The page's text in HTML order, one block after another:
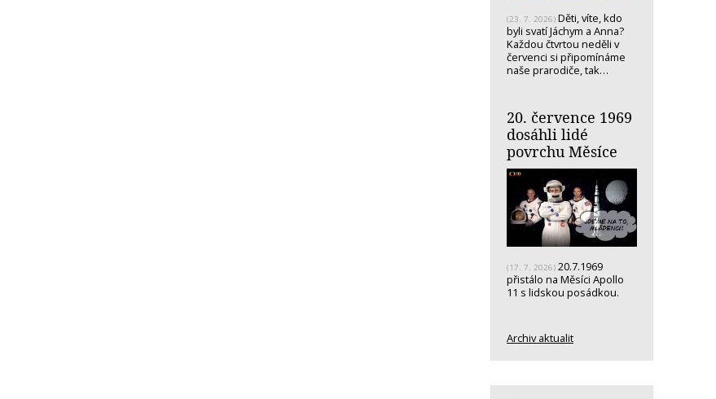
(23. 7. 2026) Děti, víte, kdo
byli svatí Jáchym a Anna?
Každou čtvrtou neděli v
červenci si připomínáme
naše prarodiče, tak…
20. července 1969
dosáhli lidé
povrchu Měsíce
(17. 7. 2026) 20.7.1969
přistálo na Měsíci Apollo
11 s lidskou posádkou.
Archiv aktualit